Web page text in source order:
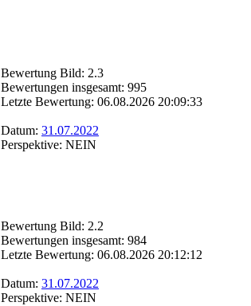
Bewertung Bild: 2.3
Bewertungen insgesamt: 995
Letzte Bewertung: 06.08.2026 20:09:33
Datum: 31.07.2022
Perspektive: NEIN
Bewertung Bild: 2.2
Bewertungen insgesamt: 984
Letzte Bewertung: 06.08.2026 20:12:12
Datum: 31.07.2022
Perspektive: NEIN